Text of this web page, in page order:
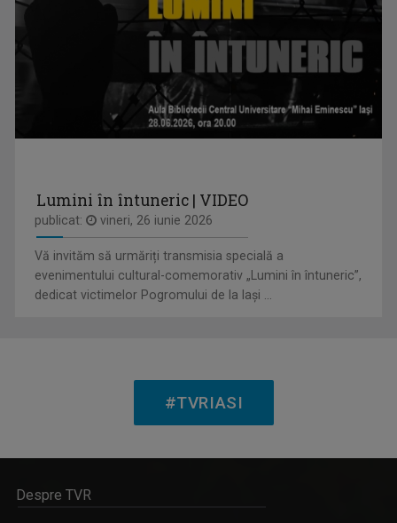
ROMÂNIA DIVERSĂ
Emisiune despre comunităţile etnice din ...
IAȘII MARILOR IUBIRI
ANDREEA ŞTILIUC
Primul interviu l-a luat când avea doar 11 ani ...
Lumini în întuneric | VIDEO
publicat: vineri, 26 iunie 2026
Vă invităm să urmăriți transmisia specială a
evenimentului cultural-comemorativ „Lumini în întuneric”,
dedicat victimelor Pogromului de la Iași ...
#TVRIASI
Despre TVR